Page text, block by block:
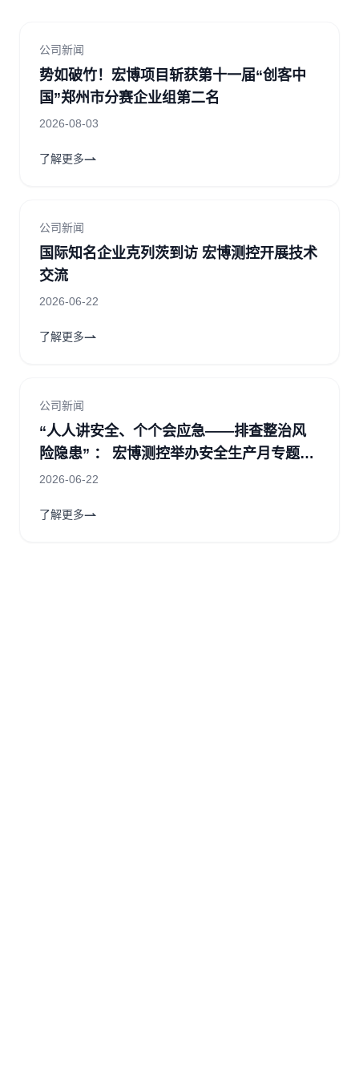
公司新闻
势如破竹！宏博项目斩获第十一届“创客中
国”郑州市分赛企业组第二名
2026-08-03
了解更多
公司新闻
国际知名企业克列茨到访 宏博测控开展技术
交流
2026-06-22
了解更多
公司新闻
“人人讲安全、个个会应急——排查整治风
险隐患” ： 宏博测控举办安全生产月专题培
训
2026-06-22
了解更多